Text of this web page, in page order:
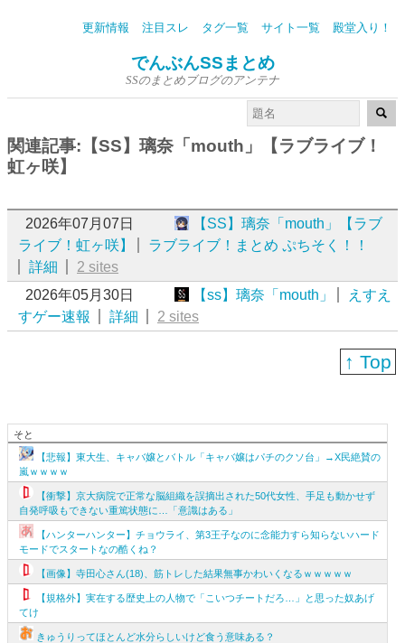
更新情報 注目スレ タグ一覧 サイト一覧 殿堂入り！
でんぶんSSまとめ
SSのまとめブログのアンテナ
関連記事:【SS】璃奈「mouth」【ラブライブ！
虹ヶ咲】
2026年07月07日
【SS】璃奈「mouth」【ラブ
ライブ！虹ヶ咲】
ラブライブ！まとめ ぷちそく！！
詳細
2 sites
2026年05月30日
【ss】璃奈「mouth」
えすえ
すゲー速報
詳細 2 sites
↑ Top
そと
【悲報】東大生、キャバ嬢とバトル「キャバ嬢はパチのクソ台」→X民絶賛の
嵐ｗｗｗｗ
【衝撃】京大病院で正常な脳組織を誤摘出された50代女性、手足も動かせず
自発呼吸もできない重篤状態に…「意識はある」
【ハンターハンター】チョウライ、第3王子なのに念能力すら知らないハード
モードでスタートなの酷くね？
【画像】寺田心さん(18)、筋トレした結果無事かわいくなるｗｗｗｗｗ
【規格外】実在する歴史上の人物で「こいつチートだろ…」と思った奴あげ
てけ
きゅうりってほとんど水分らしいけど食う意味ある？